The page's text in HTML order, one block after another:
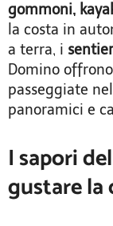
gommoni,
la costa in
a terra, i
Domino
passeggiate
panoramici e
I sapori
gustare la